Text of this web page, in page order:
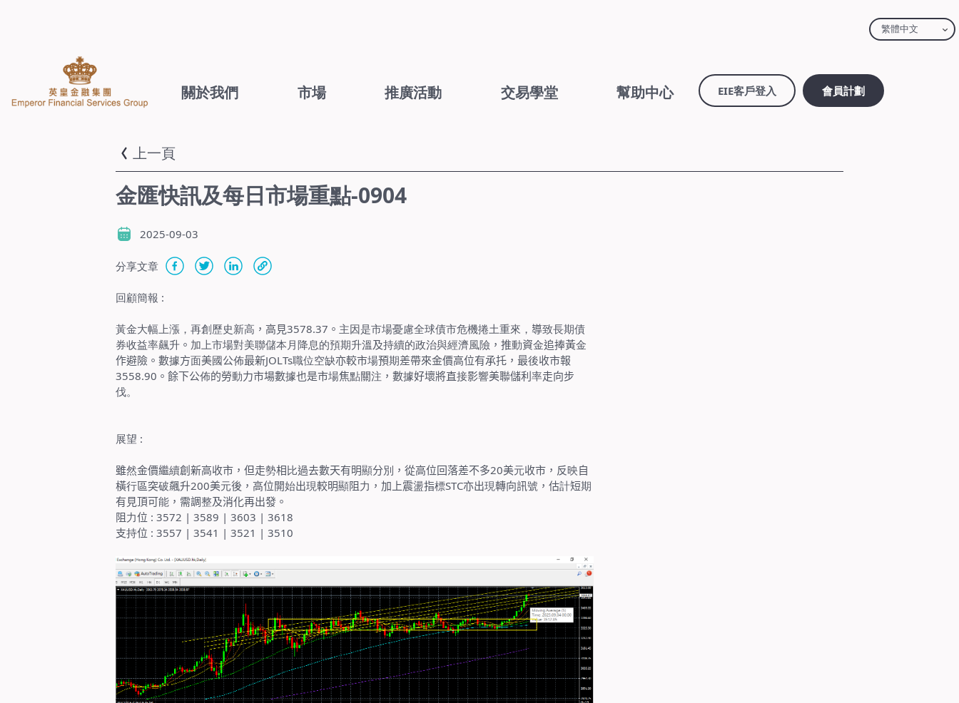
關於我們 市場 推廣活動 交易學堂 幫助中心 EIE客戶登入 會員計劃
繁體中文
上一頁
金匯快訊及每日市場重點-0904
2025-09-03
分享文章
回顧簡報 :
黃金大幅上漲，再創歷史新高 ，高見3578.37 。 主因是市場憂慮全球債市危機捲土重來， 導致長期債
券收益率飆升 。 加上市場對美聯儲本月降息的預期升溫及持續的政治與經濟風險 ，推動資金追捧黃金
作避險。數據方面美國公佈最新JOLTs職位空缺亦較市場預期差帶來金價高位有承托，最後收市報
3558.90 。餘下公佈的勞動力市場數據也是市場焦點關注 ，數據好壞將直接影響美聯儲利率走向步
伐。
展望 :
雖然金價繼續創新高收市，但走勢相比過去數天有明顯分別 ，從高位回落差不多20美元收市，反映自
橫行區突破飆升200美元後，高位開始出現較明顯阻力 ，加上震盪指標STC亦出現轉向訊號 ，估計短期
有見頂可能 ，需調整及消化再出發。
阻力位 : 3572 | 3589 | 3603 | 3618
支持位 : 3557 | 3541 | 3521 | 3510